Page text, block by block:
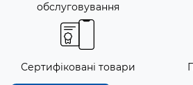
обслуговування
Сертифіковані товари